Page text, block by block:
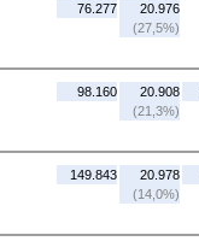
76.277
20.976
(27,5%)
98.160
20.908
(21,3%)
149.843
20.978
(14,0%)